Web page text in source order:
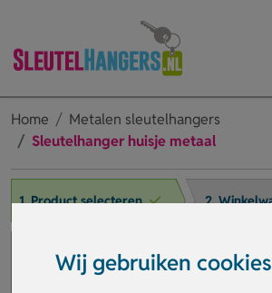
Wij gebruiken cookies
Home
Metalen sleutelhangers
Sleutelhanger huisje metaal
1. Product selecteren